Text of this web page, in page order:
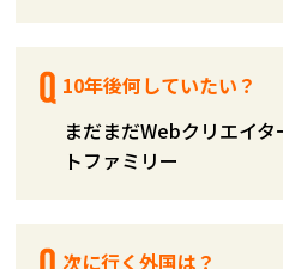
10年後何していたい？
まだまだWebクリエイ
トファミリー
次に行く外国は？